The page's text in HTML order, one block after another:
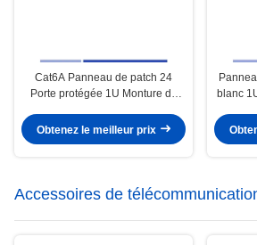
Cat6A Panneau de patch 24
Porte protégée 1U Monture de
câblage
Obtenez le meilleur prix
blanc
Accessoires de